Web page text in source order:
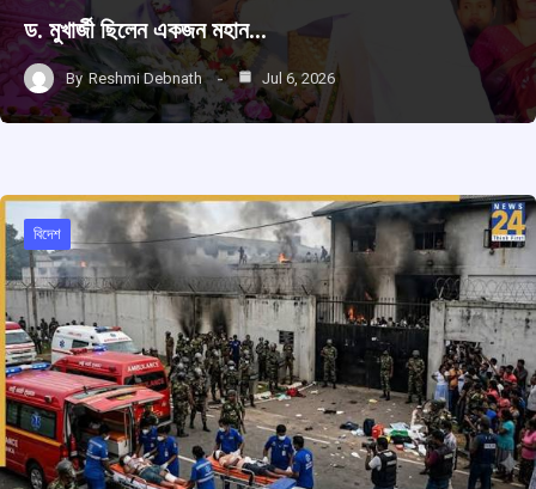
ড. মুখার্জী ছিলেন একজন মহান…
By Reshmi Debnath Jul 6, 2026
বিদেশ